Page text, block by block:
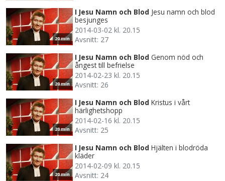
20 min
I Jesu Namn och Blod Jesu namn och blod
besjunges
2014-03-02 kl. 20.15
Avsnitt: 27
20 min
I Jesu Namn och Blod Genom nöd och
ångest till befrielse
2014-02-23 kl. 20.15
Avsnitt: 26
20 min
I Jesu Namn och Blod Kristus i vårt
härlighetshopp
2014-02-16 kl. 20.15
Avsnitt: 25
20 min
I Jesu Namn och Blod Hjälten i blodröda
kläder
2014-02-09 kl. 20.15
Avsnitt: 24